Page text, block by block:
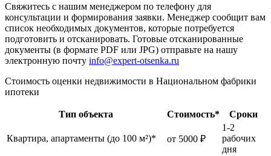
Свяжитесь с нашим менеджером по телефону для
консультации и формирования заявки. Менеджер сообщит вам
список необходимых документов, которые потребуется
подготовить и отсканировать. Готовые отсканированные
документы (в формате PDF или JPG) отправьте на нашу
электронную почту info@expert-otsenka.ru
Стоимость оценки недвижимости в Национальном фабрики
ипотеки
Тип объекта Стоимость* Сроки
Квартира, апартаменты (до 100 м²)* от 5000 ₽
1-2
рабочих
дня